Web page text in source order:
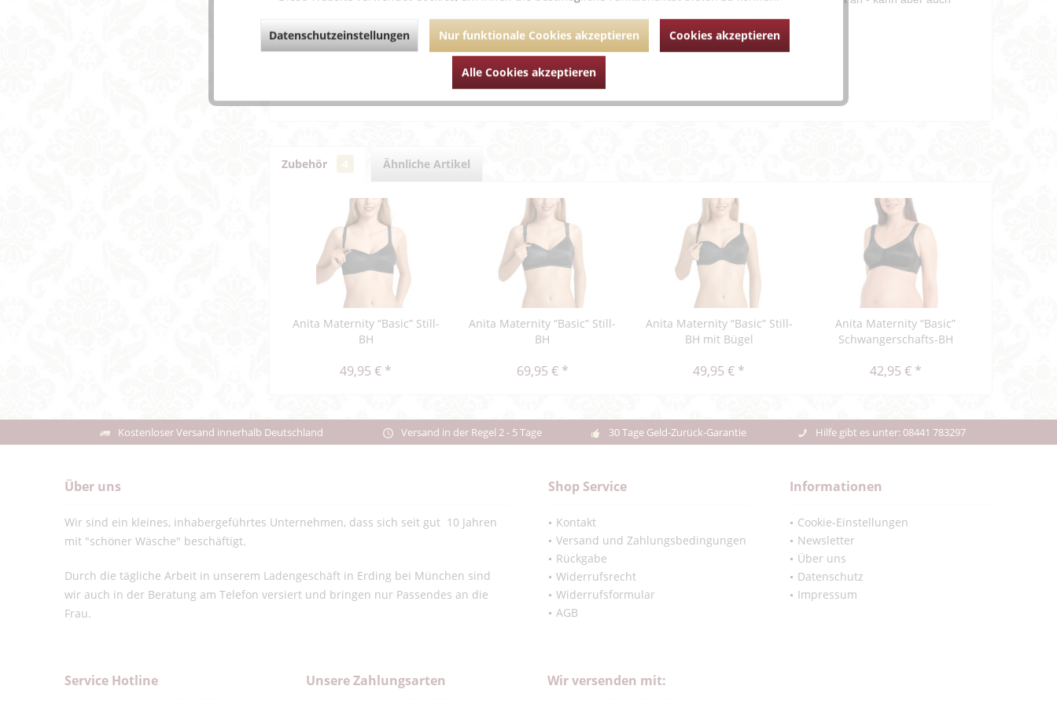
Weiterführende Links zu "Anita Maternity “Basic” Slip"
Zubehör Ähnliche Artikel
Anita Maternity “Basic” Still-
BH
49,95 € *
Anita Maternity “Basic” Still-
BH
69,95 € *
Anita Maternity “Basic” Still-
BH mit Bügel
49,95 € *
Anita Maternity “Basic”
Schwangerschafts-BH
42,95 € *
Kostenloser Versand innerhalb Deutschland Versand in der Regel 2 - 5 Tage 30 Tage Geld-Zurück-Garantie Hilfe gibt es unter: 08441 783297
Über uns
Wir sind ein kleines, inhabergeführtes Unternehmen, dass sich seit gut 10 Jahren
mit "schöner Wäsche" beschäftigt.
Durch die tägliche Arbeit in unserem Ladengeschäft in Erding bei München sind
wir auch in der Beratung am Telefon versiert und bringen nur Passendes an die
Frau.
Shop Service
Kontakt
Versand und Zahlungsbedingungen
Rückgabe
Widerrufsrecht
Widerrufsformular
AGB
Informationen
Cookie-Einstellungen
Newsletter
Über uns
Datenschutz
Impressum
Service Hotline Unsere Zahlungsarten Wir versenden mit:
Datenschutzeinstellungen Nur funktionale Cookies akzeptieren Cookies akzeptieren
Alle Cookies akzeptieren